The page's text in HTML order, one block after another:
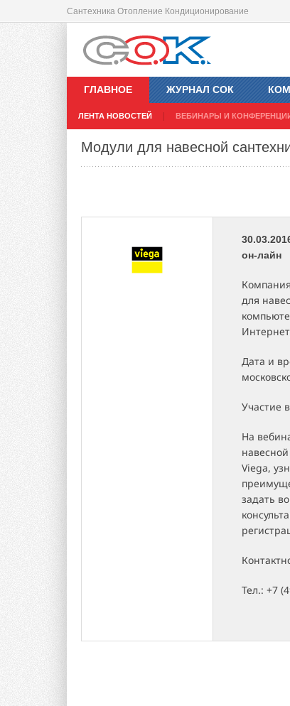
Сантехника Отопление Кондиционирование
ГЛАВНОЕ
ЛЕНТА НОВОСТЕЙ ВЕБИНАРЫ И
ЖУРНАЛ СОК
Модули для навесной
он-лайн
для
Дата и
Участие
На
Viega,
задать
Тел.: +7